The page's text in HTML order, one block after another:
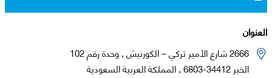
العنوان
2666 شارع الأمير تركي – الكورنيش , وحدة رقم 102
الخبر 34412-6803 , المملكة العربية السعودية